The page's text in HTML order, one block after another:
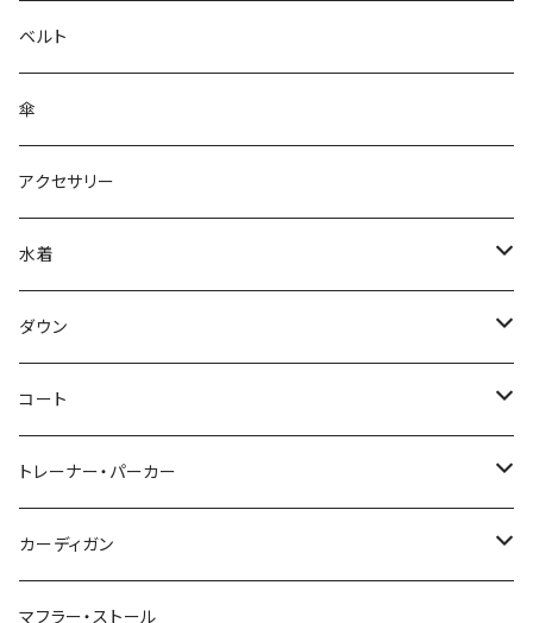
ベルト
傘
アクセサリー
水着
～44/S
46/M
48/L
50/XL～
ダウン
～44/S
46/M
48/L
50/XL～
コート
～44/S
46/M
48/L
トレーナー・パーカー
～44/S
46/M
カーディガン
～44/S
マフラー・ストール